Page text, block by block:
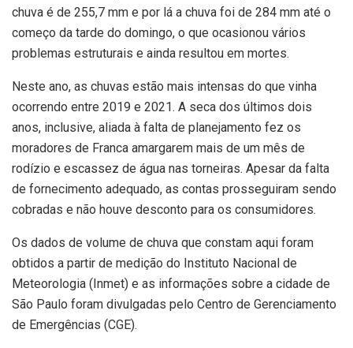
chuva é de 255,7 mm e por lá a chuva foi de 284 mm até o
começo da tarde do domingo, o que ocasionou vários
problemas estruturais e ainda resultou em mortes.
Neste ano, as chuvas estão mais intensas do que vinha
ocorrendo entre 2019 e 2021. A seca dos últimos dois
anos, inclusive, aliada à falta de planejamento fez os
moradores de Franca amargarem mais de um mês de
rodízio e escassez de água nas torneiras. Apesar da falta
de fornecimento adequado, as contas prosseguiram sendo
cobradas e não houve desconto para os consumidores.
Os dados de volume de chuva que constam aqui foram
obtidos a partir de medição do Instituto Nacional de
Meteorologia (Inmet) e as informações sobre a cidade de
São Paulo foram divulgadas pelo Centro de Gerenciamento
de Emergências (CGE).